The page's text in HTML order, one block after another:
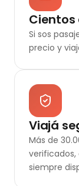
Si sos
precio y
Viajá
Más de
siempre